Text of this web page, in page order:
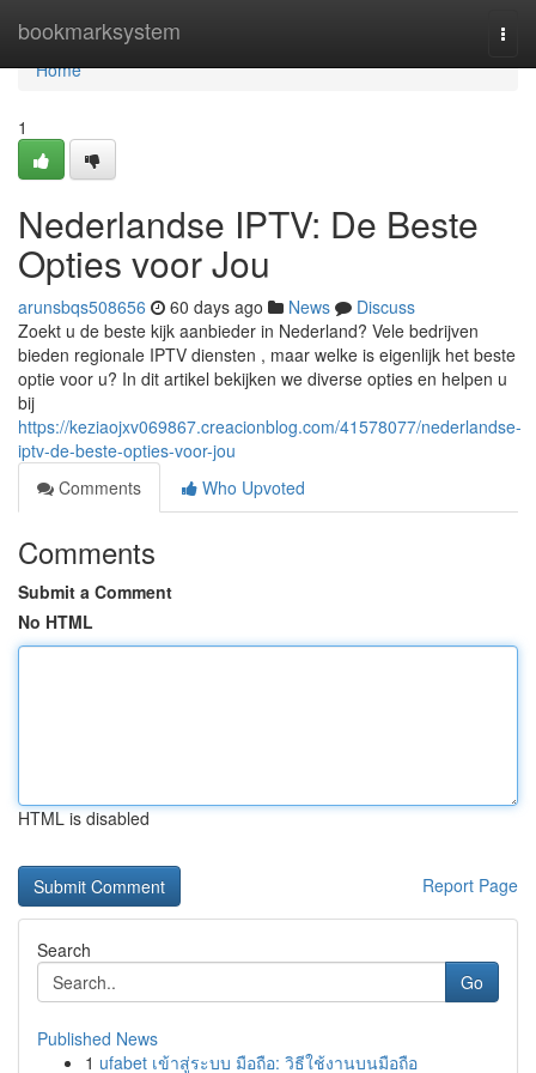
bookmarksystem
Home
Home
1
Nederlandse IPTV: De Beste
Opties voor Jou
arunsbqs508656 60 days ago News
Discuss
Zoekt u de beste kijk aanbieder in Nederland? Vele bedrijven
bieden regionale IPTV diensten , maar welke is eigenlijk het beste
optie voor u? In dit artikel bekijken we diverse opties en helpen u
bij
https://keziaojxv069867.creacionblog.com/41578077/nederlandse-
iptv-de-beste-opties-voor-jou
Comments
Who Upvoted
Comments
Submit a Comment
No HTML
HTML is disabled
Report Page
Search
Go
Published News
1 ufabet เข้าสู่ระบบ มือถือ: วิธีใช้งานบนมือถือ